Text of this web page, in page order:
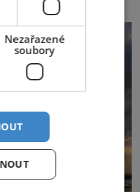
Nezařazené
soubory